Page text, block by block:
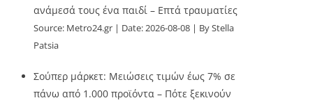
ανάμεσά τους ένα παιδί – Επτά τραυματίες
Source: Metro24.gr Date: 2026-08-08
By Stella
Patsia
Σούπερ μάρκετ: Μειώσεις τιμών έως 7% σε
πάνω από 1.000 προϊόντα – Πότε ξεκινούν